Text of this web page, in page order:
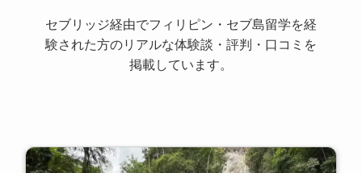
セブリッジ経由でフィリピン・セブ島留学を経
験された方のリアルな体験談・評判・口コミを
掲載しています。